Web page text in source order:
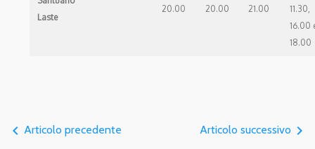
Laste
20.00 20.00 21.00
11.30,
16.00
18.00
navigate_before Articolo precedente Articolo successivo navigate_next